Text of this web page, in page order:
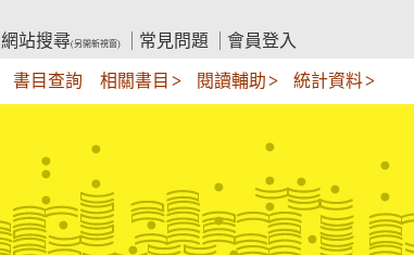
網站搜尋(另開新視窗) 常見問題 會員登入
書目查詢 相關書目 閱讀輔助 統計資料